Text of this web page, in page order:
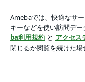
e音楽事務所 official
アプリをダウンロー
ょう。